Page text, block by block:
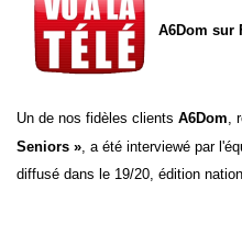
A6Dom sur
Un de nos fidèles clients A6Dom,
Seniors », a été interviewé par
diffusé dans le 19/20, édition